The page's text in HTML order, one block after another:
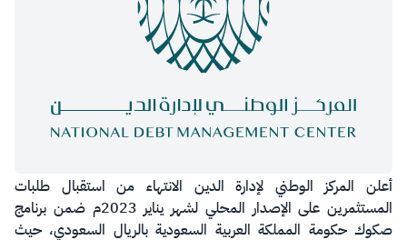
​أعلن المركز الوطني لإدارة الدين الانتهاء من استقبال طلبات
المستثمرين على الإصدار المحلي لشهر يناير 2023م ضمن برنامج
صكوك حكومة المملكة العربية السعودية بالريال السعودي، حيث